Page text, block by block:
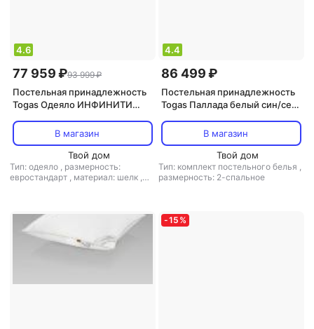
4.6
77 959 ₽93 999 ₽
Постельная принадлежность
Togas Одеяло ИНФИНИТИ
ШЕЛКЕ, 20.04.16.0110
В магазин
Твой дом
Тип: одеяло , размерность:
евростандарт , материал: шелк ,
4.4
86 499 ₽
Постельная принадлежность
Togas Паллада белый син/сер
220x240/270x300/50x70-2,
4пр, xл/сат R
В магазин
Твой дом
Тип: комплект постельного белья ,
размерность: 2-спальное
-15 %